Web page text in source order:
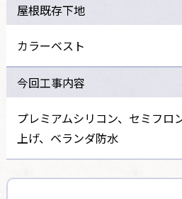
屋根既存下地
カラーベスト
今回工事内容
プレミアムシリコン、セミフロ
上げ、ベランダ防水